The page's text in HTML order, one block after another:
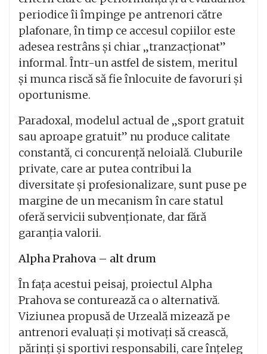
periodice îi împinge pe antrenori către
plafonare, în timp ce accesul copiilor este
adesea restrâns și chiar „tranzacționat”
informal. Într-un astfel de sistem, meritul
și munca riscă să fie înlocuite de favoruri și
oportunisme.
Paradoxal, modelul actual de „sport gratuit
sau aproape gratuit” nu produce calitate
constantă, ci concurență neloială. Cluburile
private, care ar putea contribui la
diversitate și profesionalizare, sunt puse pe
margine de un mecanism în care statul
oferă servicii subvenționate, dar fără
garanția valorii.
Alpha Prahova – alt drum
În fața acestui peisaj, proiectul Alpha
Prahova se conturează ca o alternativă.
Viziunea propusă de Urzeală mizează pe
antrenori evaluați și motivați să crească,
părinți și sportivi responsabili, care înțeleg